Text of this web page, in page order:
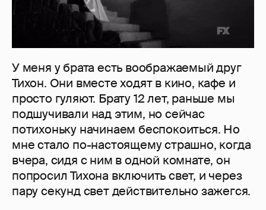
У меня у брата есть воображаемый друг
Тихон. Они вместе ходят в кино, кафе и
просто гуляют. Брату 12 лет, раньше мы
подшучивали над этим, но сейчас
потихоньку начинаем беспокоиться. Но
мне стало по-настоящему страшно, когда
вчера, сидя с ним в одной комнате, он
попросил Тихона включить свет, и через
пару секунд свет действительно зажегся.